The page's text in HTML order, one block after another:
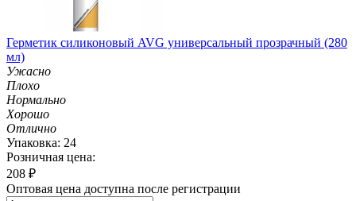
Герметик силиконовый AVG универсальный прозрачный (280
мл)
Ужасно
Плохо
Нормально
Хорошо
Отлично
Упаковка: 24
Розничная цена:
208 ₽
Оптовая цена доступна после регистрации